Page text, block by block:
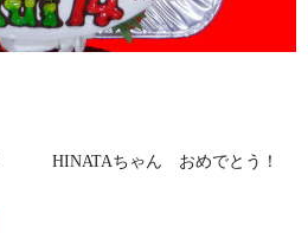
HINATAちゃん おめでとう！